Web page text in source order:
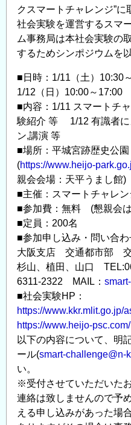
オ
ー
プ
ン！
／
展
示
会
の
臨
場
感
を
WEB
環
境
で
再
現
の
クスマートチャレンジ”
社会実験を運営するスマ
ム事務局は本社会実験の
するためシンポジウムを
■日時：1/11（土）
1/12（日）10:00～17:00
■内容：1/11 スマートチ
験紹介 等 1/12 有識者に
ン,講演 等
■場所：平城宮跡歴史公
(https://www.heijo-
親会会場：天平うまし館)
■主催：スマートチャレ
■参加費：無料 (懇親会
■定員：200名
■参加申し込み・問い合
大阪支店 交通都市部
杉山、植田、山口
6311-2322 MAIL：
■社会実験HP：
https://www.kkr.mlit.go.jp/
https://www.heijo-psc.com/
以下の内容について、明
ール(smart-challenge@n-
い。
※受付させていただいた
連絡は致しませんので予
える申し込みがあった場